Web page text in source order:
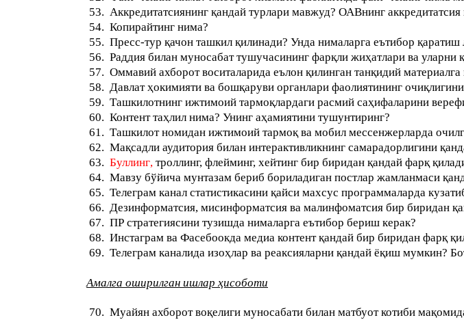
53. Аккредитатсиянинг қандай турлари мавжуд? ОАВнинг аккредитатсия
54. Копирайтинг нима?
55. Пресс-тур қачон ташкил қилинади? Унда нималарга еътибор қаратиш
56. Раддия билан муносабаттушучасининг фарқли жиҳатлари ва уларни
57. Оммавий ахборот воситаларида еълон қилинган танқидий
58. Давлат ҳокимияти ва бошқаруви органлари фаолиятининг
59. Ташкилотнинг ижтимоий тармоқлардаги расмий саҳифаларини
60. Контент таҳлил нима? Унинг аҳамиятини тушунтиринг?
61. Ташкилот номидан ижтимоий тармоқ ва мобил мессенжерларда
62. Мақсадли аудитория билан интерактивликнинг самарадорлигини
63. Буллинг, троллинг, флейминг, хейтинг бир биридан қандай фарқ
64. Мавзу бўйича мунтазам бериб бориладиган постлар жамланмаси
65. Телеграм канал статистикасини қайси махсус программаларда
66. Дезинформатсия, мисинформатсия ва малинфоматсия бир биридан
67. ПР стратегиясини тузишда нималарга еътибор бериш керак?
68. Инстаграм ва Фасебоокда медиа контент қандай бир биридан фарқ
69. Телеграм каналида изоҳлар ва реаксияларни қандай ёқиш мумкин?
Амалга оширилган ишлар ҳисоботи
70. Муайян ахборот воқелиги муносабати билан матбуот котиби